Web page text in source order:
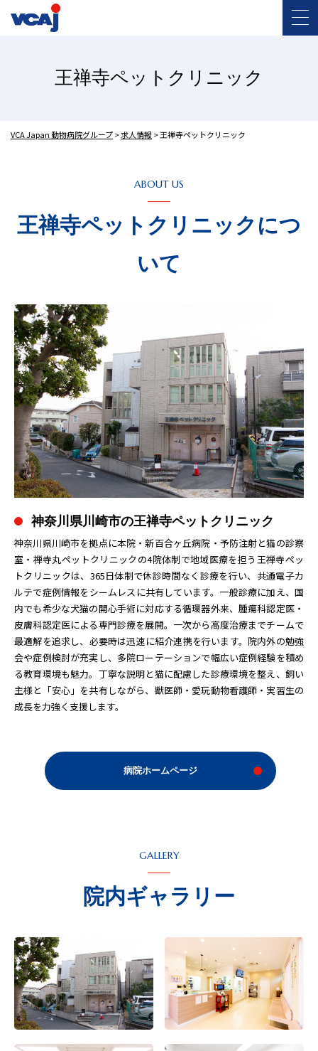
王禅寺ペットクリニック
VCA Japan 動物病院グループ>求人情報>王禅寺ペットクリニック
ABOUT US
王禅寺ペットクリニックにつ
いて
神奈川県川崎市の王禅寺ペットクリニック
神奈川県川崎市を拠点に本院・新百合ヶ丘病院・予防注射と猫の診察
室・禅寺丸ペットクリニックの4院体制で地域医療を担う王禅寺ペッ
トクリニックは、365日体制で休診時間なく診療を行い、共通電子カ
ルテで症例情報をシームレスに共有しています。一般診療に加え、国
内でも希少な犬猫の開心手術に対応する循環器外来、腫瘍科認定医・
皮膚科認定医による専門診療を展開。一次から高度治療までチームで
最適解を追求し、必要時は迅速に紹介連携を行います。院内外の勉強
会や症例検討が充実し、多院ローテーションで幅広い症例経験を積め
る教育環境も魅力。丁寧な説明と猫に配慮した診療環境を整え、飼い
主様と「安心」を共有しながら、獣医師・愛玩動物看護師・実習生の
成長を力強く支援します。
病院ホームページ
GALLERY
院内ギャラリー